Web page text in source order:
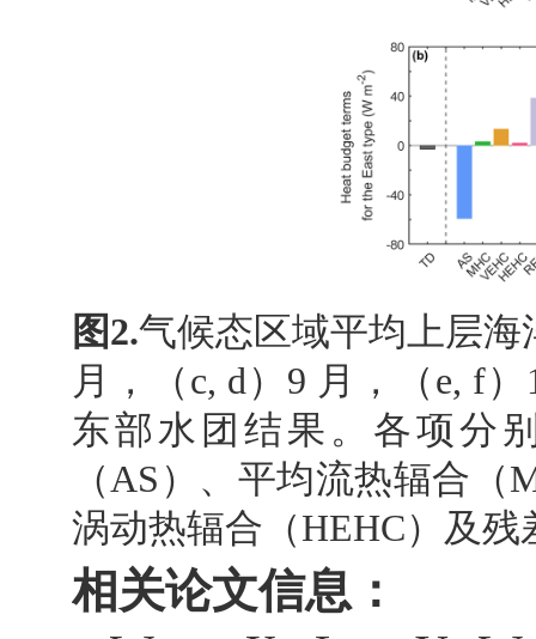
图2.气候态区域平均上层
月，（ c, d） 9 月，（ e, f）
东部水团结果。各项分
（AS ）、平均流热辐合（
涡动热辐合（HEHC）及残
相关论文信息：